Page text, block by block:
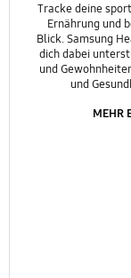
Tracke deine
Ernährung und
Blick. Samsung
dich dabei
und
und
MEHR